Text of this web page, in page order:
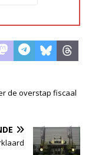
de overstap fiscaal